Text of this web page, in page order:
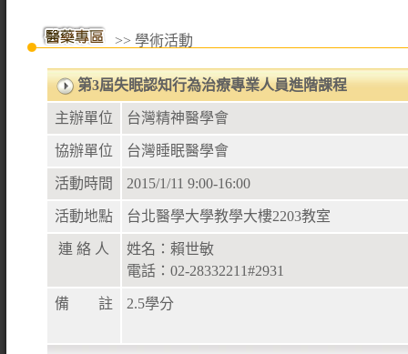
>> 學術活動
第3屆失眠認知行為治療專業人員進階課程
主辦單位 台灣精神醫學會
協辦單位 台灣睡眠醫學會
活動時間 2015/1/11 9:00-16:00
活動地點 台北醫學大學教學大樓2203教室
連 絡 人
姓名：賴世敏
電話：02-28332211#2931
備 註 2.5學分